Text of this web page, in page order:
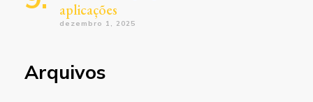
aplicações
dezembro 1, 2025
Arquivos